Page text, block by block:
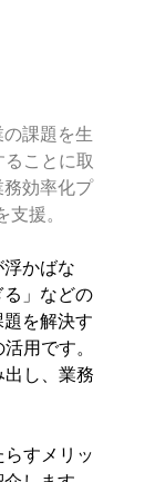
課題を生
ことに取
効率化プ
援。
かばな
」などの
を解決す
用です。
し、業務
すメリッ